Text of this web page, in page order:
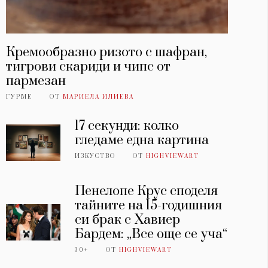
Кремообразно ризото с шафран,
тигрови скариди и чипс от
пармезан
ГУРМЕ ОТ МАРИЕЛА ИЛИЕВА
17 секунди: колко
гледаме една картина
ИЗКУСТВО ОТHIGHVIEWART
Пенелопе Крус споделя
тайните на 15-годишния
си брак с Хавиер
Бардем: „Все още се уча“
30+ ОТHIGHVIEWART